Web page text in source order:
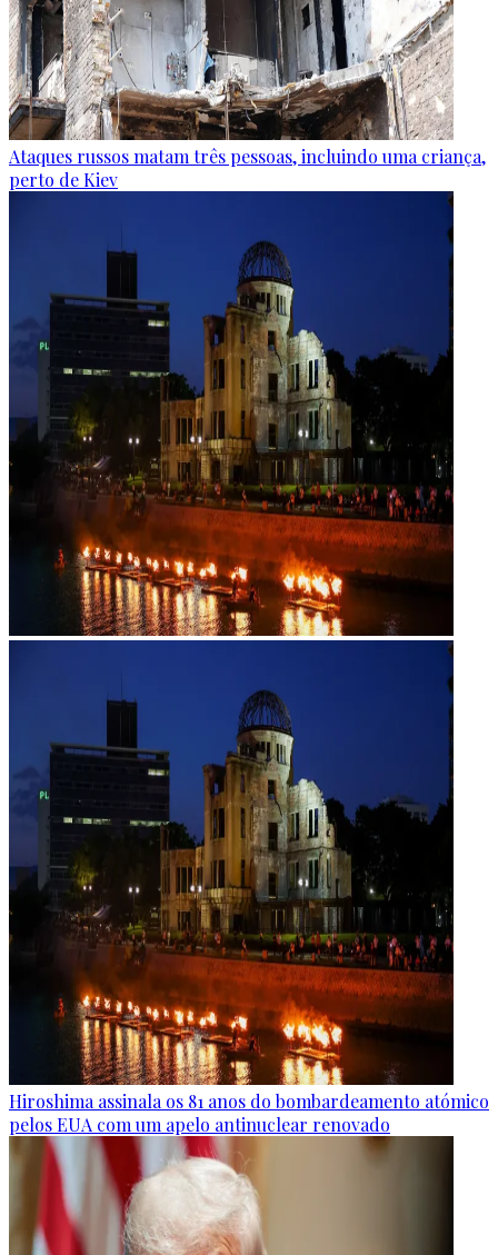
Ataques russos matam três pessoas, incluindo uma criança,
perto de Kiev
Hiroshima assinala os 81 anos do bombardeamento atómico
pelos EUA com um apelo antinuclear renovado